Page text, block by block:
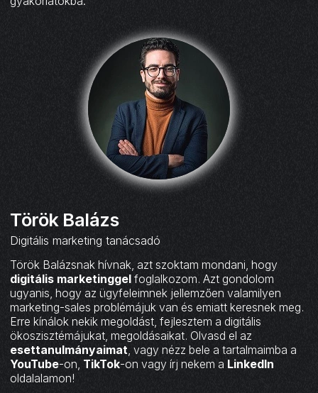
Török Balázs
Digitális marketing tanácsadó
Török Balázsnak hívnak, azt szoktam mondani, hogy
digitális marketinggel foglalkozom. Azt gondolom
ugyanis, hogy az ügyfeleimnek jellemzően valamilyen
marketing-sales problémájuk van és emiatt keresnek meg.
Erre kínálok nekik megoldást, fejlesztem a digitális
ökoszisztémájukat, megoldásaikat. Olvasd el az
esettanulmányaimat, vagy nézz bele a tartalmaimba a
YouTube-on, TikTok-on vagy írj nekem a LinkedIn
oldalalamon!